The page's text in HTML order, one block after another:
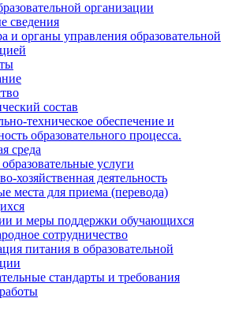
организации
сведения
и органы управления образовательной
состав
техническое обеспечение и
образовательного процесса.
среда
услуги
хозяйственная деятельность
места для приема (перевода)
и меры поддержки обучающихся
сотрудничество
питания в образовательной
стандарты и требования